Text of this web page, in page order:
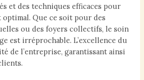
et des techniques efficaces pour
Que ce soit pour des
ou des foyers collectifs, le soin
est irréprochable. L’excellence du
de l’entreprise, garantissant ainsi